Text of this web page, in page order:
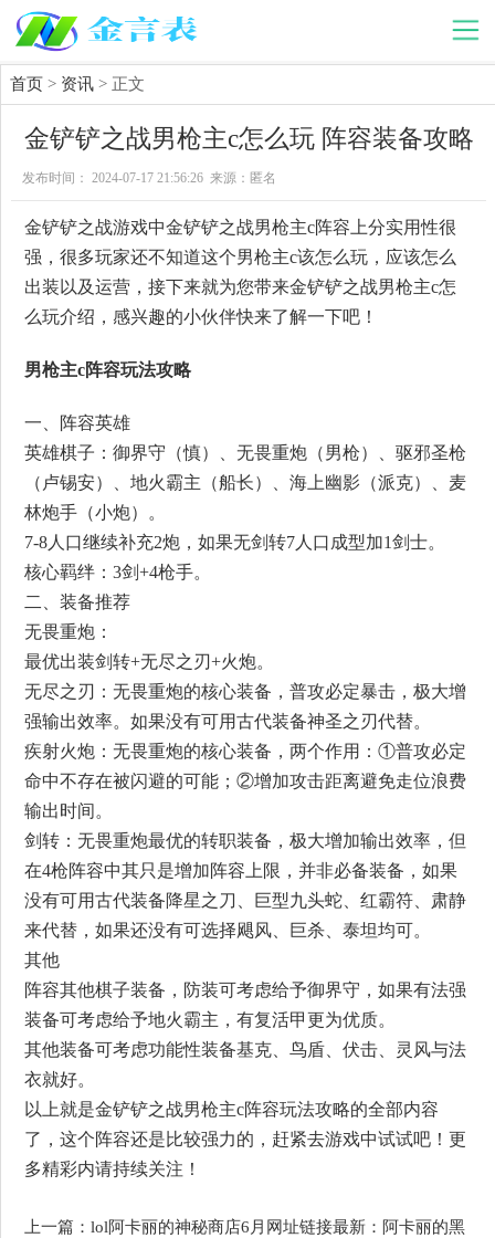
首页 > 资讯 > 正文
金铲铲之战男枪主c怎么玩 阵容装备攻略
发布时间： 2024-07-17 21:56:26 来源：匿名
金铲铲之战游戏中金铲铲之战男枪主c阵容上分实用性很
强，很多玩家还不知道这个男枪主c该怎么玩，应该怎么
出装以及运营，接下来就为您带来金铲铲之战男枪主c怎
么玩介绍，感兴趣的小伙伴快来了解一下吧！
男枪主c阵容玩法攻略
一、阵容英雄
英雄棋子：御界守（慎）、无畏重炮（男枪）、驱邪圣枪
（卢锡安）、地火霸主（船长）、海上幽影（派克）、麦
林炮手（小炮）。
7-8人口继续补充2炮，如果无剑转7人口成型加1剑士。
核心羁绊：3剑+4枪手。
二、装备推荐
无畏重炮：
最优出装剑转+无尽之刃+火炮。
无尽之刃：无畏重炮的核心装备，普攻必定暴击，极大增
强输出效率。如果没有可用古代装备神圣之刃代替。
疾射火炮：无畏重炮的核心装备，两个作用：①普攻必定
命中不存在被闪避的可能；②增加攻击距离避免走位浪费
输出时间。
剑转：无畏重炮最优的转职装备，极大增加输出效率，但
在4枪阵容中其只是增加阵容上限，并非必备装备，如果
没有可用古代装备降星之刀、巨型九头蛇、红霸符、肃静
来代替，如果还没有可选择飓风、巨杀、泰坦均可。
其他
阵容其他棋子装备，防装可考虑给予御界守，如果有法强
装备可考虑给予地火霸主，有复活甲更为优质。
其他装备可考虑功能性装备基克、鸟盾、伏击、灵风与法
衣就好。
以上就是金铲铲之战男枪主c阵容玩法攻略的全部内容
了，这个阵容还是比较强力的，赶紧去游戏中试试吧！更
多精彩内请持续关注！
上一篇：lol阿卡丽的神秘商店6月网址链接最新：阿卡丽的黑